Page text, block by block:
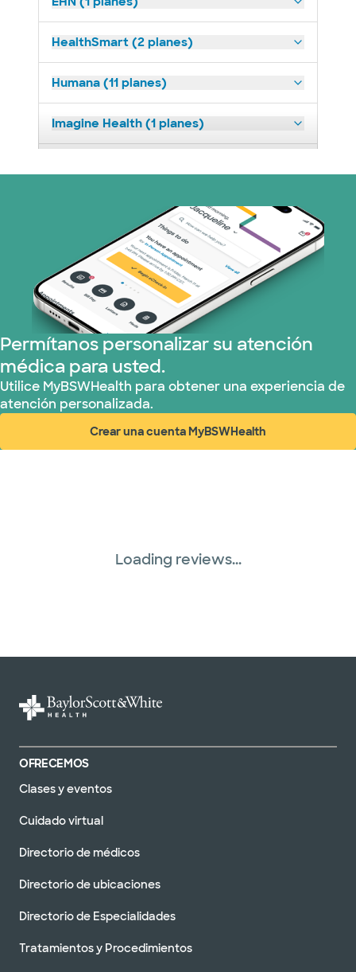
HealthSmart (2 planes)
Humana (11 planes)
Imagine Health (1 planes)
Medicare (1 planes)
Nebraska Furniture Mart (3 planes)
Red PHCS (1 planes)
Prism Electric (1 planes)
Plan de Salud Superior (17 planes)
TriWest HealthCare (1 planes)
United HealthCare (28 planes)
Permítanos personalizar su atención
médica para usted.
Utilice MyBSWHealth para obtener una experiencia de
atención personalizada.
Crear una cuenta MyBSWHealth
(abre en ventana nueva)
Loading reviews...
OFRECEMOS
Clases y eventos
Cuidado virtual
Directorio de médicos
Directorio de ubicaciones
Directorio de Especialidades
Tratamientos y Procedimientos